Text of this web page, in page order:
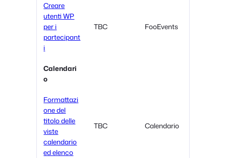
Creare
utenti WP
per i
partecipant
i
TBC FooEvents
Calendari
o
Formattazi
one del
titolo delle
viste
calendario
ed elenco
TBC Calendario